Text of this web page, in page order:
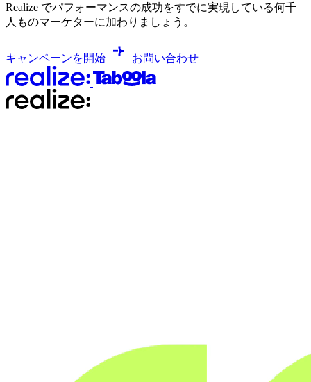
Realize でパフォーマンスの成功をすでに実現している何千
人ものマーケターに加わりましょう。
キャンペーンを開始 お問い合わせ